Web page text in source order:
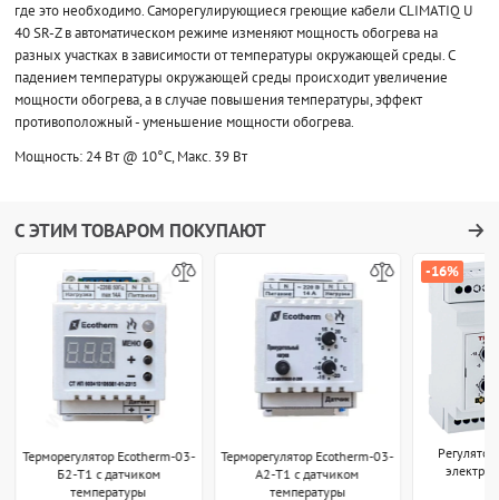
где это необходимо. Саморегулирующиеся греющие кабели CLIMATIQ U
40 SR-Z в автоматическом режиме изменяют мощность обогрева на
разных участках в зависимости от температуры окружающей среды. С
падением температуры окружающей среды происходит увеличение
мощности обогрева, а в случае повышения температуры, эффект
противоположный - уменьшение мощности обогрева.
Мощность: 24 Вт @ 10°С, Макс. 39 Вт
С ЭТИМ ТОВАРОМ ПОКУПАЮТ
Терморегулятор Ecotherm-03-
Б2-T1 с датчиком
температуры
Терморегулятор Ecotherm-03-
А2-T1 с датчиком
температуры
-16%